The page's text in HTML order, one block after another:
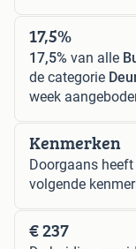
17,5%
17,5% van alle
de categorie
week
Kenmerken
Doorgaans heeft
volgende
€ 237